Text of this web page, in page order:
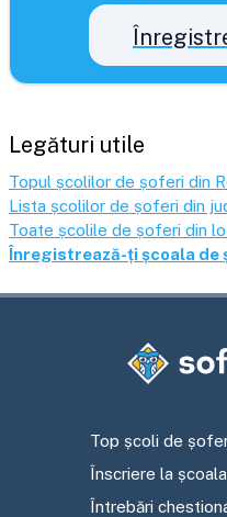
Legături utile
Topul școlilor de șoferi din
Lista școlilor de șoferi din
Toate școlile de șoferi din
Înregistrează-ți școala de
Top școli de
Înscriere la
Întrebări